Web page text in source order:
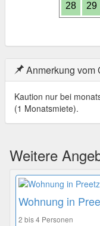
28 29
Anmerkung vom
Kaution nur bei
(1 Monatsmiete).
Weitere
Wohnung in
2 bis 4 Personen